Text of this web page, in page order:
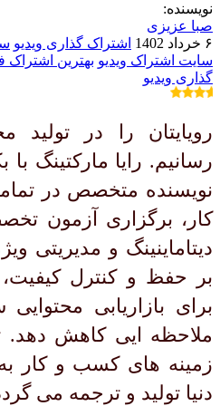
نویسنده:
صبا عزیزی
۶ خرداد 1402
اشتراک گذاری ویدیو
سایت اشتراک ویدیو بهترین اشتراک
گذاری ویدیو
رویایتان را در تولید
نویسنده متخصص در
کار، برگزاری آزمون
دیتاماینینگ و مدیریتی
بر حفظ و کنترل کیفیت،
برای بازاریابی
ملاحظه ایی کاهش دهد.
دنیا تولید و ترجمه می